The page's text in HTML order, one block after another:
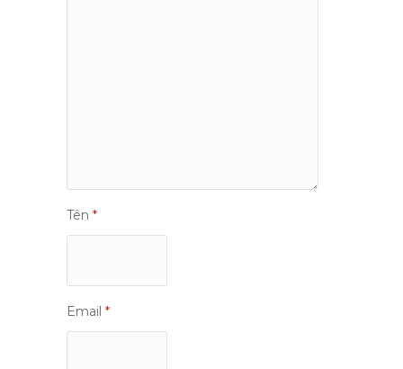
Tên *
Email *